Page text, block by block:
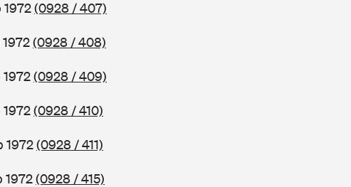
1972(0928 / 407)
(0928 / 408)
1972(0928 / 409)
1972(0928 / 410)
1972(0928 / 411)
1972(0928 / 415)